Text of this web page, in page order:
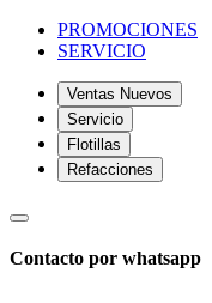
PROMOCIONES
SERVICIO
Ventas Nuevos
Servicio
Flotillas
Refacciones
Contacto por whatsapp